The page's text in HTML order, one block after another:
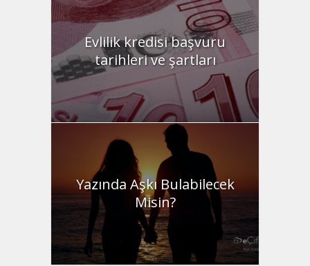
Evlilik kredisi başvuru
tarihleri ve şartları
Yazında Aşkı Bulabilecek
Misin?